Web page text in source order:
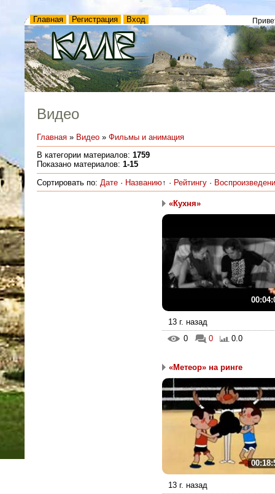
Главная Регистрация Вход
Видео
Главная » Видео » Фильмы и анимация
В категории материалов: 1759
Показано материалов: 1-15
Сортировать по: Дате · Названию↑ · Рейтингу ·
«Кухня»
13 г. назад
0
0 0.0
«Метеор» на ринге
13 г. назад